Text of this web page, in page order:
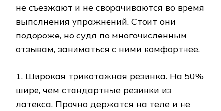
не съезжают и не сворачиваются во время
выполнения упражнений. Стоит они
подороже, но судя по многочисленным
отзывам, заниматься с ними комфортнее.
1. Широкая трикотажная резинка. На 50%
шире, чем стандартные резинки из
латекса. Прочно держатся на теле и не